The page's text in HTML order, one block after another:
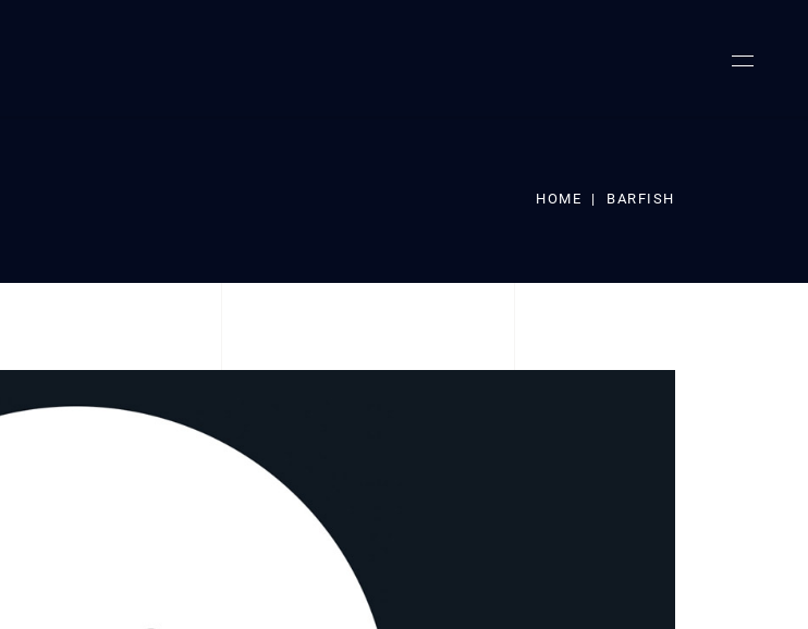
HOME | BARFISH